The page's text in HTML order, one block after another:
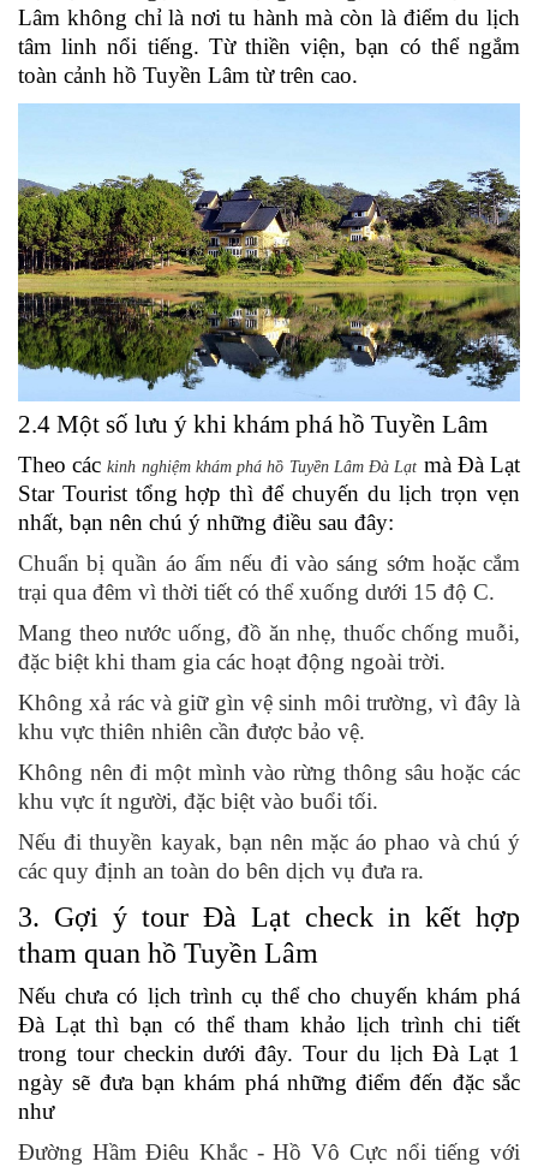
Lâm không chỉ là nơi tu hành mà còn là điểm du lịch
tâm linh nổi tiếng. Từ thiền viện, bạn có thể ngắm
toàn cảnh hồ Tuyền Lâm từ trên cao.
2.4 Một số lưu ý khi khám phá hồ Tuyền Lâm
Theo cáckinh nghiệm khám phá hồ Tuyền Lâm Đà Lạt mà Đà Lạt
Star Tourist tổng hợp thì để chuyến du lịch trọn vẹn
nhất, bạn nên chú ý những điều sau đây:
Chuẩn bị quần áo ấm nếu đi vào sáng sớm hoặc cắm
trại qua đêm vì thời tiết có thể xuống dưới 15 độ C.
Mang theo nước uống, đồ ăn nhẹ, thuốc chống muỗi,
đặc biệt khi tham gia các hoạt động ngoài trời.
Không xả rác và giữ gìn vệ sinh môi trường, vì đây là
khu vực thiên nhiên cần được bảo vệ.
Không nên đi một mình vào rừng thông sâu hoặc các
khu vực ít người, đặc biệt vào buổi tối.
Nếu đi thuyền kayak, bạn nên mặc áo phao và chú ý
các quy định an toàn do bên dịch vụ đưa ra.
3. Gợi ý tour Đà Lạt check in kết hợp
tham quan hồ Tuyền Lâm
Nếu chưa có lịch trình cụ thể cho chuyến khám phá
Đà Lạt thì bạn có thể tham khảo lịch trình chi tiết
trong tour checkin dưới đây. Tour du lịch Đà Lạt 1
ngày sẽ đưa bạn khám phá những điểm đến đặc sắc
như
Đường Hầm Điêu Khắc - Hồ Vô Cực nổi tiếng với